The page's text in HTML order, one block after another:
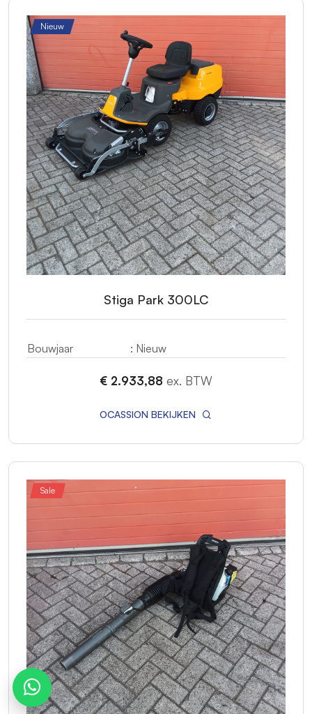
Nieuw
Stiga Park 300LC
Bouwjaar : Nieuw
€ 2.933,88 ex. BTW
OCASSION BEKIJKEN
Sale